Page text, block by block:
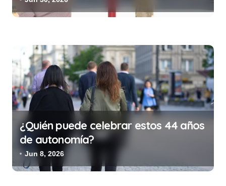
costar la vida)
¿Quién puede celebrar estos 44 años
de autonomía?
Jun 8, 2026